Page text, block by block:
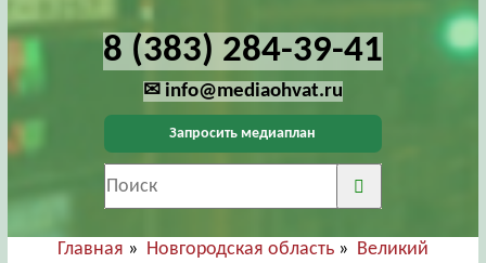
8 (383) 284-39-41
✉ info@mediaohvat.ru
Запросить медиаплан
Главная » Новгородская область» Великий